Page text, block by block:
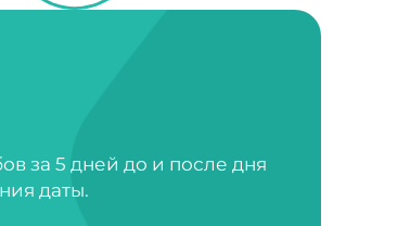
за 5 дней до и после дня
даты.